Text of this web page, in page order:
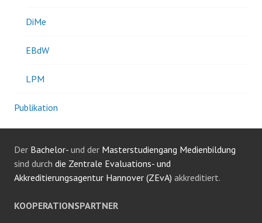
DiMe
EBdW
LPM
Publikation
Der Bachelor- und der Masterstudiengang Medienbildung
sind durch die Zentrale Evaluations- und
Akkreditierungsagentur Hannover (ZEvA) akkreditiert.
KOOPERATIONSPARTNER